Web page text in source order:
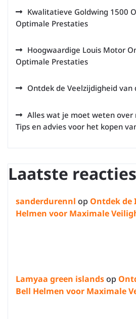
Kwalitatieve Goldwing 1500
Optimale Prestaties
Hoogwaardige Louis Motor
Optimale Prestaties
Ontdek de Veelzijdigheid
Alles wat je moet weten
Tips en advies voor het kopen
Laatste reacties
sanderdurennl op Ontdek de
Helmen voor Maximale
Lamyaa green islandsop
Bell Helmen voor Maximale